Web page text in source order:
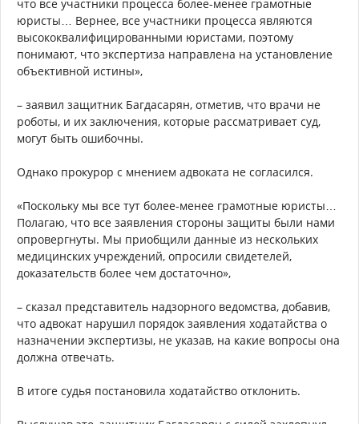
что все участники процесса более-менее грамотные
юристы… Вернее, все участники процесса являются
высококвалифицированными юристами, поэтому
понимают, что экспертиза направлена на установление
объективной истины»,
– заявил защитник Багдасарян, отметив, что врачи не
роботы, и их заключения, которые рассматривает суд,
могут быть ошибочны.
Однако прокурор с мнением адвоката не согласился.
«Поскольку мы все тут более-менее грамотные юристы…
Полагаю, что все заявления стороны защиты были нами
опровергнуты. Мы приобщили данные из нескольких
медицинских учреждений, опросили свидетелей,
доказательств более чем достаточно»,
– сказал представитель надзорного ведомства, добавив,
что адвокат нарушил порядок заявления ходатайства о
назначении экспертизы, не указав, на какие вопросы она
должна отвечать.
В итоге судья постановила ходатайство отклонить.